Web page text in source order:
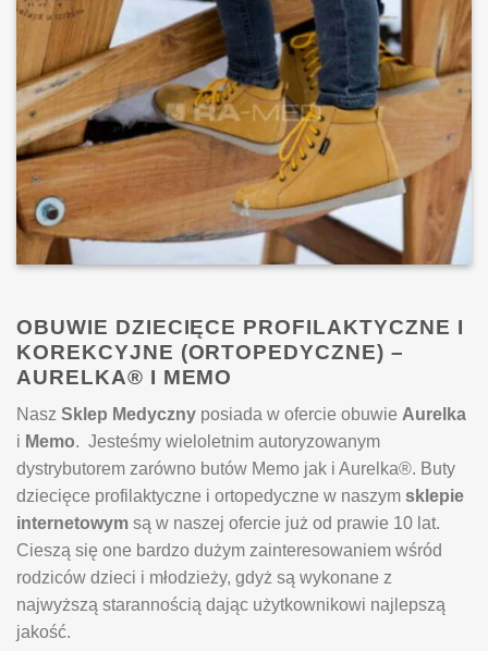
OBUWIE DZIECIĘCE PROFILAKTYCZNE I
KOREKCYJNE (ORTOPEDYCZNE) –
AURELKA® I MEMO
Nasz Sklep Medyczny posiada w ofercie obuwie Aurelka
i Memo. Jesteśmy wieloletnim autoryzowanym
dystrybutorem zarówno butów Memo jak i Aurelka®. Buty
dziecięce profilaktyczne i ortopedyczne w naszym sklepie
internetowym są w naszej ofercie już od prawie 10 lat.
Cieszą się one bardzo dużym zainteresowaniem wśród
rodziców dzieci i młodzieży, gdyż są wykonane z
najwyższą starannością dając użytkownikowi najlepszą
jakość.